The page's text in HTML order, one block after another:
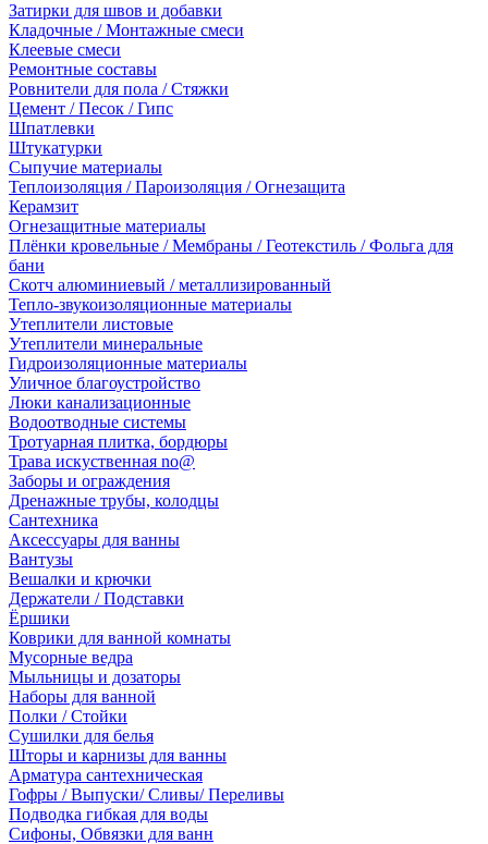
Затирки для швов и добавки
Кладочные / Монтажные смеси
Клеевые смеси
Ремонтные составы
Ровнители для пола / Стяжки
Цемент / Песок / Гипс
Шпатлевки
Штукатурки
Сыпучие материалы
Теплоизоляция / Пароизоляция / Огнезащита
Керамзит
Огнезащитные материалы
Плёнки кровельные / Мембраны / Геотекстиль / Фольга для
бани
Скотч алюминиевый / металлизированный
Тепло-звукоизоляционные материалы
Утеплители листовые
Утеплители минеральные
Гидроизоляционные материалы
Уличное благоустройство
Люки канализационные
Водоотводные системы
Тротуарная плитка, бордюры
Трава искуственная no@
Заборы и ограждения
Дренажные трубы, колодцы
Сантехника
Аксессуары для ванны
Вантузы
Вешалки и крючки
Держатели / Подставки
Ёршики
Коврики для ванной комнаты
Мусорные ведра
Мыльницы и дозаторы
Наборы для ванной
Полки / Стойки
Сушилки для белья
Шторы и карнизы для ванны
Арматура сантехническая
Гофры / Выпуски/ Сливы/ Переливы
Подводка гибкая для воды
Сифоны, Обвязки для ванн